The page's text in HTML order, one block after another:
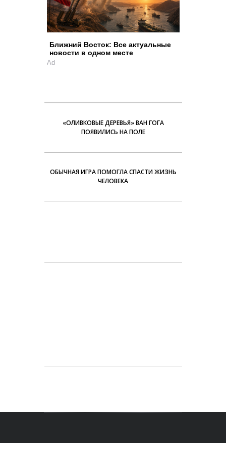
Ближний Восток: Все актуальные
новости в одном месте
Ad
«ОЛИВКОВЫЕ ДЕРЕВЬЯ» ВАН ГОГА
ПОЯВИЛИСЬ НА ПОЛЕ
ОБЫЧНАЯ ИГРА ПОМОГЛА СПАСТИ ЖИЗНЬ
ЧЕЛОВЕКА